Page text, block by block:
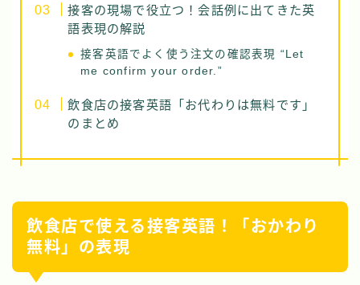
接客の現場で役立つ！会話例に出てきた英
語表現の解説
接客英語でよく使う注文の確認表現 “Let
me confirm your order.”
飲食店の接客英語「お代わりは無料です」
のまとめ
飲食店で使える接客英語！「おかわり
無料」の表現